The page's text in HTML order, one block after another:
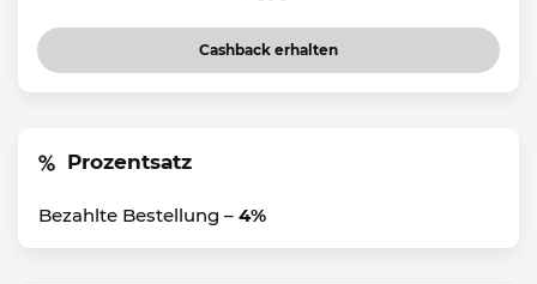
Cashback erhalten
Prozentsatz
Bezahlte Bestellung – 4%